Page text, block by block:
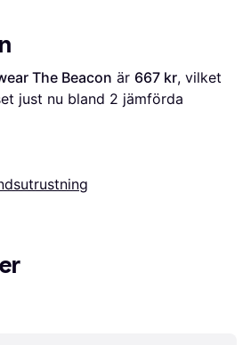
The Beacon är 667 kr, vilket
just nu bland 2 jämförda